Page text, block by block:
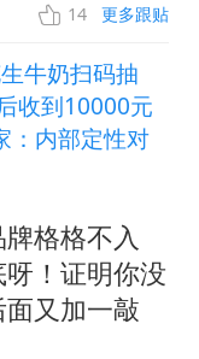
14 更多跟贴
牛奶扫码抽
收到10000元
：内部定性对
格格不入
！证明你没
又加一敲